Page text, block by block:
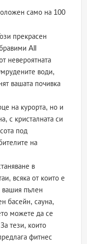
само на 100
прекрасен
All
невероятната
води,
вашата почивка
на курорта, но и
с кристалната си
под
на
в
всяка от които е
вашия пълен
басейн, сауна,
можете да се
тези, които
фитнес